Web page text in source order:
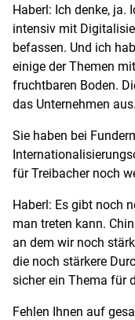
Haberl: Ich denke, ja.
intensiv mit
befassen. Und ich
einige der Themen
fruchtbaren Boden.
das Unternehmen aus.
Sie haben bei
für Treibacher noch
Haberl: Es gibt noch
man treten kann.
an dem wir noch
die noch stärkere
sicher ein Thema für
Fehlen Ihnen auf